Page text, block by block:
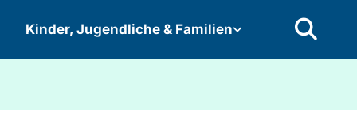
Kinder, Jugendliche & Familien